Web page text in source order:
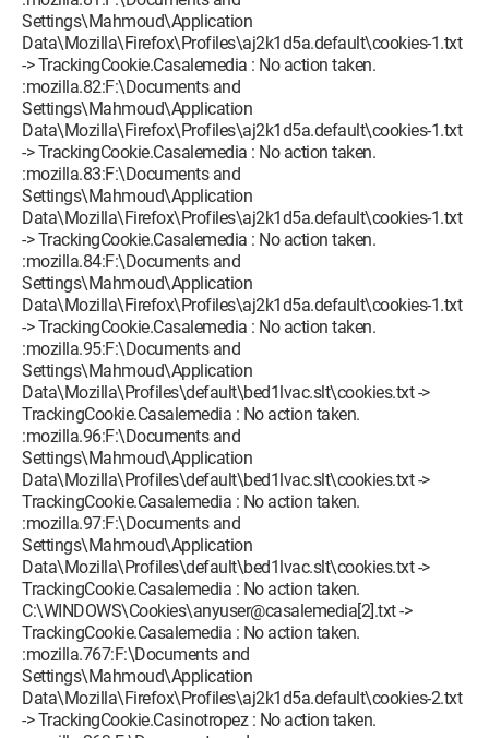
Settings\Mahmoud\Application
Data\Mozilla\Firefox\Profiles\aj2k1d5a.default\cookies-1.txt
-> TrackingCookie.Casalemedia : No action taken.
:mozilla.82:F:\Documents and
Settings\Mahmoud\Application
Data\Mozilla\Firefox\Profiles\aj2k1d5a.default\cookies-1.txt
-> TrackingCookie.Casalemedia : No action taken.
:mozilla.83:F:\Documents and
Settings\Mahmoud\Application
Data\Mozilla\Firefox\Profiles\aj2k1d5a.default\cookies-1.txt
-> TrackingCookie.Casalemedia : No action taken.
:mozilla.84:F:\Documents and
Settings\Mahmoud\Application
Data\Mozilla\Firefox\Profiles\aj2k1d5a.default\cookies-1.txt
-> TrackingCookie.Casalemedia : No action taken.
:mozilla.95:F:\Documents and
Settings\Mahmoud\Application
Data\Mozilla\Profiles\default\bed1lvac.slt\cookies.txt ->
TrackingCookie.Casalemedia : No action taken.
:mozilla.96:F:\Documents and
Settings\Mahmoud\Application
Data\Mozilla\Profiles\default\bed1lvac.slt\cookies.txt ->
TrackingCookie.Casalemedia : No action taken.
:mozilla.97:F:\Documents and
Settings\Mahmoud\Application
Data\Mozilla\Profiles\default\bed1lvac.slt\cookies.txt ->
TrackingCookie.Casalemedia : No action taken.
C:\WINDOWS\Cookies\anyuser@casalemedia[2].txt ->
TrackingCookie.Casalemedia : No action taken.
:mozilla.767:F:\Documents and
Settings\Mahmoud\Application
Data\Mozilla\Firefox\Profiles\aj2k1d5a.default\cookies-2.txt
-> TrackingCookie.Casinotropez : No action taken.